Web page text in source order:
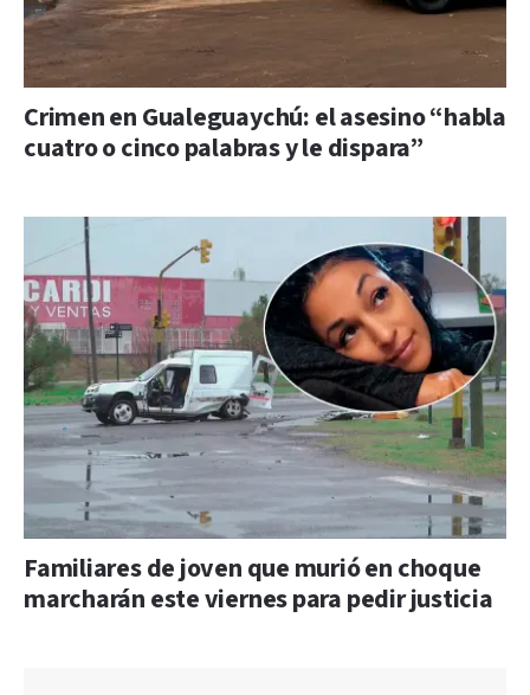
Crimen en Gualeguaychú: el asesino “habla
cuatro o cinco palabras y le dispara”
Familiares de joven que murió en choque
marcharán este viernes para pedir justicia